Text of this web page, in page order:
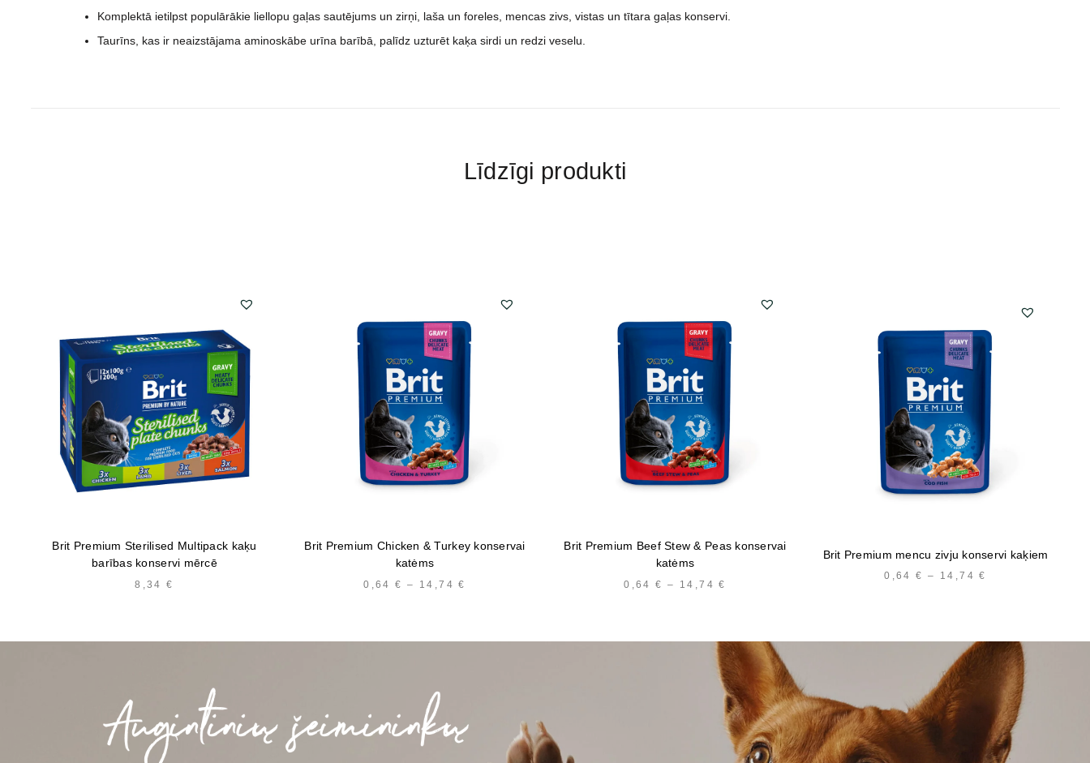
Komplektā ietilpst populārākie liellopu gaļas sautējums un zirņi, laša un foreles, mencas zivs, vistas un tītara gaļas konservi.
Taurīns, kas ir neaizstājama aminoskābe urīna barībā, palīdz uzturēt kaķa sirdi un redzi veselu.
Līdzīgi produkti
Brit Premium Sterilised Multipack kaķu
barības konservi mērcē
8,34€
Brit Premium Chicken & Turkey konservai
katėms
0,64€ – 14,74€
Brit Premium Beef Stew & Peas konservai
katėms
0,64€ – 14,74€
14,74 €
Brit Premium mencu zivju konservi kaķiem
0,64€ – 14,74€